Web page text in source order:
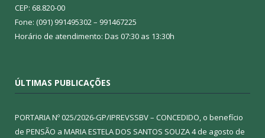
CEP: 68.820-00
Fone: (091) 991495302 – 991467225
Horário de atendimento: Das 07:30 as 13:30h
ÚLTIMAS PUBLICAÇÕES
PORTARIA Nº 025/2026-GP/IPREVSSBV – CONCEDIDO, o benefício
de PENSÃO a MARIA ESTELA DOS SANTOS SOUZA4 de agosto de